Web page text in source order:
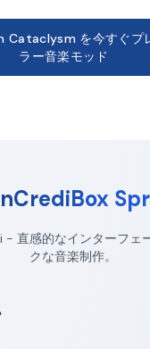
Cataclysm を今すぐプ
ラー音楽モッド
- 直感的なインターフェ
クな音楽制作。